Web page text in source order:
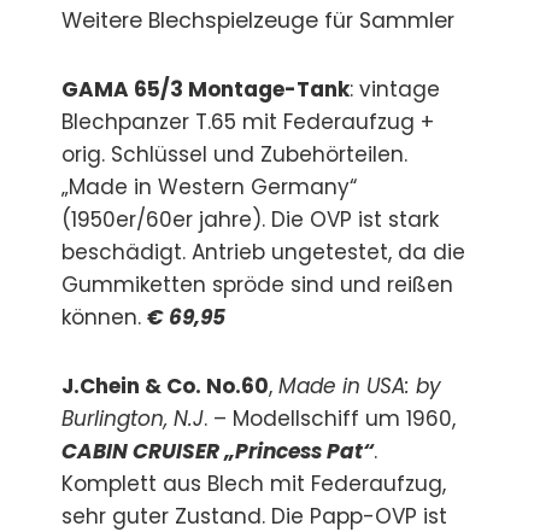
Weitere Blechspielzeuge für Sammler
GAMA 65/3 Montage-Tank: vintage
Blechpanzer T.65 mit Federaufzug +
orig. Schlüssel und Zubehörteilen.
„Made in Western Germany“
(1950er/60er jahre). Die OVP ist stark
beschädigt. Antrieb ungetestet, da die
Gummiketten spröde sind und reißen
können.€ 69,95
J.Chein & Co. No.60,Made in USA: by
Burlington, N.J. – Modellschiff um 1960,
CABIN CRUISER „Princess Pat“.
Komplett aus Blech mit Federaufzug,
sehr guter Zustand. Die Papp-OVP ist